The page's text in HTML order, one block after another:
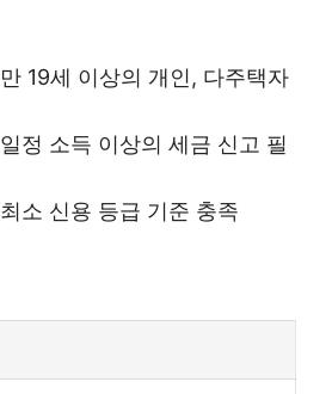
만 19세 이상의 개인, 다주택자
일정 소득 이상의 세금 신고 필
최소 신용 등급 기준 충족